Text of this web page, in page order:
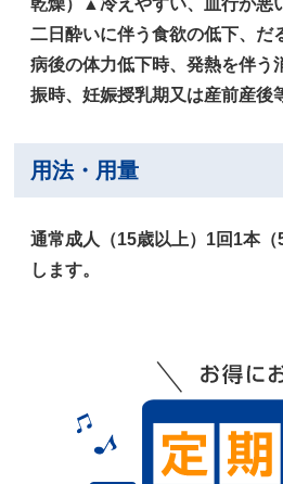
二日酔いに伴う食欲の低下、
病後の体力低下時、発熱を伴う
振時、妊娠授乳期又は産前産後
用法・用量
通常成人（15歳以上）1回1本
します。